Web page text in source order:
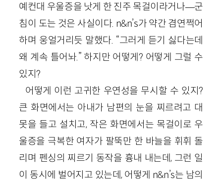
예컨대 우울증을 낫게 한 진주 목걸이라거나—군
침이 도는 것은 사실이다. n&n’s가 약간 겸연쩍어
하며 웅얼거리듯 말했다. “그러게 듣기 싫다는데
왜 계속 틀어놔.” 하지만 어떻게? 어떻게 그럴 수
있지?
어떻게 이런 고귀한 우연성을 무시할 수 있지?
큰 화면에서는 아내가 남편의 눈을 찌르려고 대
못을 들고 설치고, 작은 화면에서는 목걸이로 우
울증을 극복한 여자가 팔뚝만 한 바늘을 휘휘 돌
리며 펜싱의 찌르기 동작을 흉내 내는데, 그런 일
이 동시에 벌어지고 있는데, 어떻게 n&n’s는 남의